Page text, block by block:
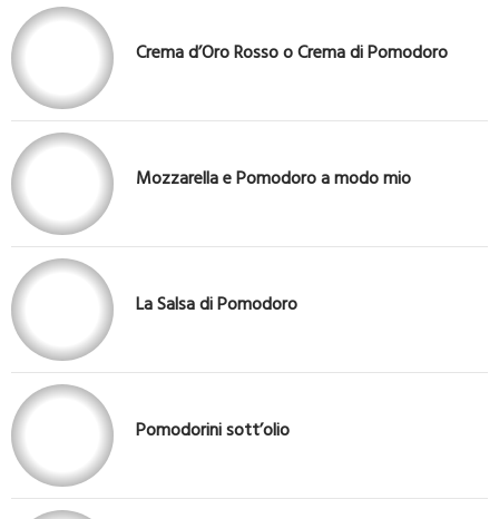
Crema d’Oro Rosso o Crema di Pomodoro
Mozzarella e Pomodoro a modo mio
La Salsa di Pomodoro
Pomodorini sott’olio